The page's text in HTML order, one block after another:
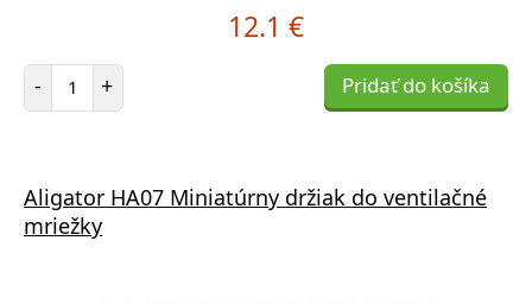
12.1 €
- Počet položiek
+ Pridať do košíka
Aligator HA07 Miniatúrny držiak do ventilačné
mriežky